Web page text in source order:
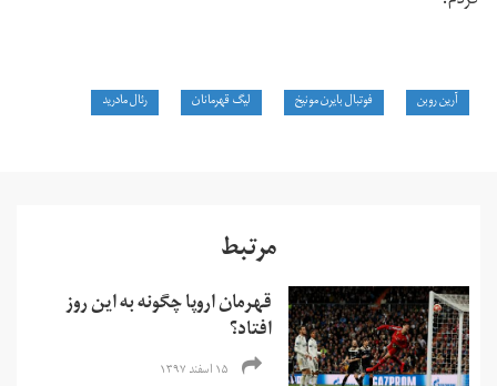
آرین روبن فوتبال بایرن مونیخ لیگ قهرمانان رئال مادرید
مرتبط
قهرمان اروپا چگونه به این روز
افتاد؟
۱۵ اسفند ۱۳۹۷